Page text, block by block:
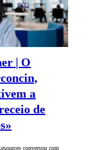
| O
a
de
conversou com